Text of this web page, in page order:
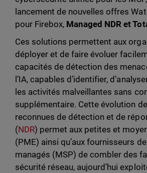
lancement de nouvelles offres
pour Firebox, Managed NDR et
Ces solutions permettent aux
déployer et de faire évoluer
capacités de détection des
l’IA, capables d’identifier,
les activités malveillantes sans
supplémentaire. Cette évolution
reconnues de détection et de
(NDR) permet aux petites et
(PME) ainsi qu’aux fournisseurs
managés (MSP) de combler des
sécurité réseau, aujourd’hui